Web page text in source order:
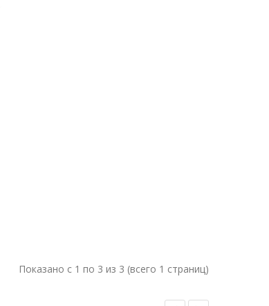
Показано с 1 по 3 из 3 (всего 1 страниц)